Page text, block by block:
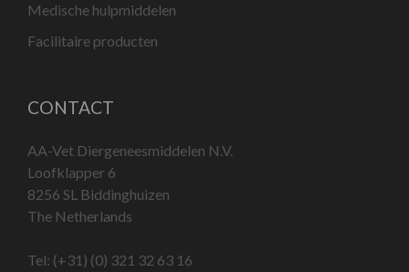
Medische hulpmiddelen
Facilitaire producten
CONTACT
AA-Vet Diergeneesmiddelen N.V.
Loofklapper 6
8256 SL Biddinghuizen
The Netherlands
Tel: (+31) (0) 321 32 63 16